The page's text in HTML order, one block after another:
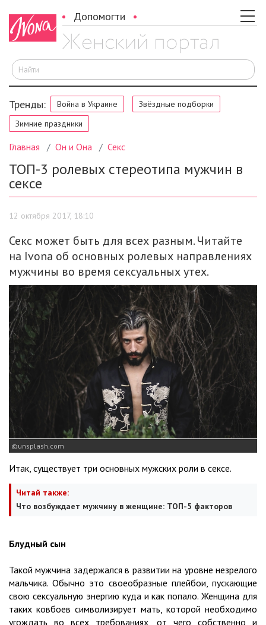
Допомогти
Тренды: Война в Украине
Звёздные подборки
Зимние праздники
Главная Он и Она Секс
ТОП-3 ролевых стереотипа мужчин в
сексе
12 октября 2017, 18:10
Секс может быть для всех разным. Читайте
на Ivona об основных ролевых направлениях
мужчины во время сексуальных утех.
unsplash.com
Итак, существует три основных мужских роли в сексе.
Читай также:
Что возбуждает мужчину в женщине: ТОП-5 факторов
Блудный сын
Такой мужчина задержался в развитии на уровне незрелого
мальчика. Обычно это своеобразные плейбои, пускающие
свою сексуальную энергию куда и как попало. Женщина для
таких ковбоев символизирует мать, которой необходимо
угождать во всех требованиях, от чего собственно и